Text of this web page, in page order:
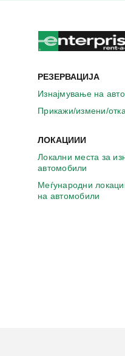
т
в
р
в
о
о
в
о
п
р
о
РЕЗЕРВАЦИЈА
Изнајмување на
Прикажи/измени/
ЛОКАЦИИИ
Локални места за
автомобили
Меѓународни
на автомобили